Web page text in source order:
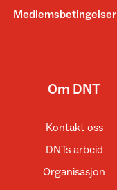
Medlemsbetingelser
Om DNT
Kontakt oss
DNTs arbeid
Organisasjon